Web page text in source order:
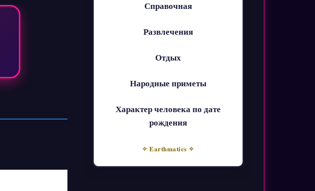
Справочная
Развлечения
Отдых
Народные приметы
Характер человека по дате
рождения
✧ Earthmatics ✧